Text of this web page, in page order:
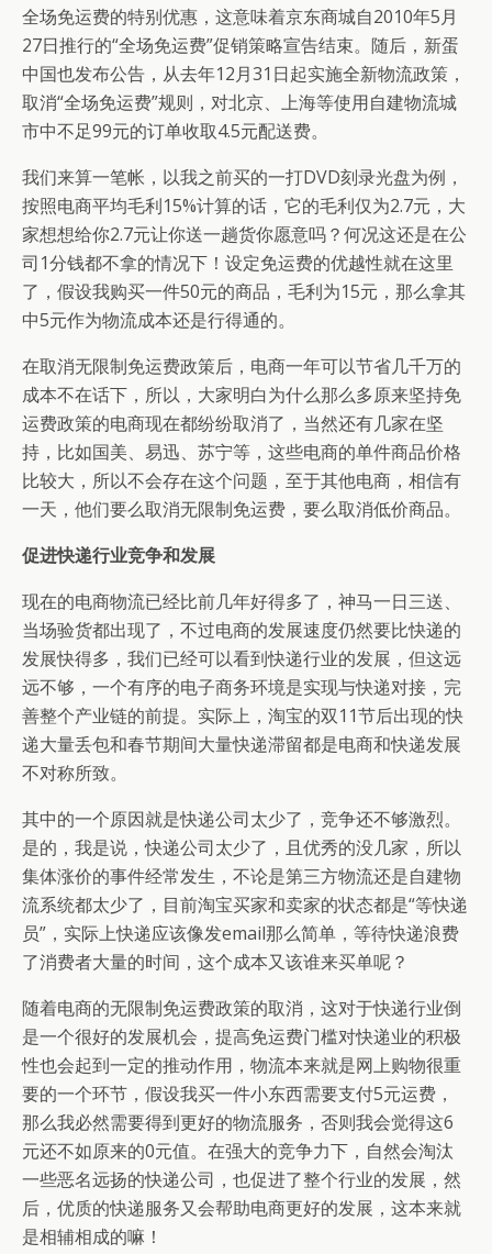
全场免运费的特别优惠，这意味着京东商城自2010年5月
27日推行的“全场免运费”促销策略宣告结束。随后，新蛋
中国也发布公告，从去年12月31日起实施全新物流政策，
取消“全场免运费”规则，对北京、上海等使用自建物流城
市中不足99元的订单收取4.5元配送费。
我们来算一笔帐，以我之前买的一打DVD刻录光盘为例，
按照电商平均毛利15%计算的话，它的毛利仅为2.7元，大
家想想给你2.7元让你送一趟货你愿意吗？何况这还是在公
司1分钱都不拿的情况下！设定免运费的优越性就在这里
了，假设我购买一件50元的商品，毛利为15元，那么拿其
中5元作为物流成本还是行得通的。
在取消无限制免运费政策后，电商一年可以节省几千万的
成本不在话下，所以，大家明白为什么那么多原来坚持免
运费政策的电商现在都纷纷取消了，当然还有几家在坚
持，比如国美、易迅、苏宁等，这些电商的单件商品价格
比较大，所以不会存在这个问题，至于其他电商，相信有
一天，他们要么取消无限制免运费，要么取消低价商品。
促进快递行业竞争和发展
现在的电商物流已经比前几年好得多了，神马一日三送、
当场验货都出现了，不过电商的发展速度仍然要比快递的
发展快得多，我们已经可以看到快递行业的发展，但这远
远不够，一个有序的电子商务环境是实现与快递对接，完
善整个产业链的前提。实际上，淘宝的双11节后出现的快
递大量丢包和春节期间大量快递滞留都是电商和快递发展
不对称所致。
其中的一个原因就是快递公司太少了，竞争还不够激烈。
是的，我是说，快递公司太少了，且优秀的没几家，所以
集体涨价的事件经常发生，不论是第三方物流还是自建物
流系统都太少了，目前淘宝买家和卖家的状态都是“等快递
员”，实际上快递应该像发email那么简单，等待快递浪费
了消费者大量的时间，这个成本又该谁来买单呢？
随着电商的无限制免运费政策的取消，这对于快递行业倒
是一个很好的发展机会，提高免运费门槛对快递业的积极
性也会起到一定的推动作用，物流本来就是网上购物很重
要的一个环节，假设我买一件小东西需要支付5元运费，
那么我必然需要得到更好的物流服务，否则我会觉得这6
元还不如原来的0元值。在强大的竞争力下，自然会淘汰
一些恶名远扬的快递公司，也促进了整个行业的发展，然
后，优质的快递服务又会帮助电商更好的发展，这本来就
是相辅相成的嘛！